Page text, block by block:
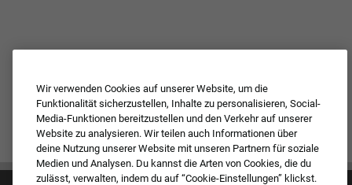
Wir verwenden Cookies auf unserer Website, um die
Funktionalität sicherzustellen, Inhalte zu personalisieren, Social-
Media-Funktionen bereitzustellen und den Verkehr auf unserer
Website zu analysieren. Wir teilen auch Informationen über
deine Nutzung unserer Website mit unseren Partnern für soziale
Medien und Analysen. Du kannst die Arten von Cookies, die du
zulässt, verwalten, indem du auf “Cookie-Einstellungen” klickst.